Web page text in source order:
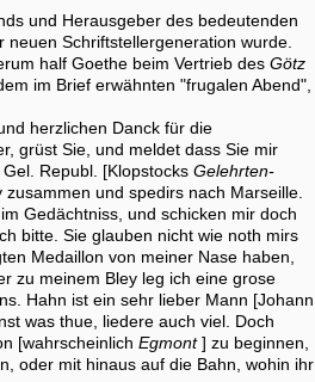
und Herausgeber des bedeutenden
Schriftstellergeneration wurde.
half Goethe beim Vertrieb des Götz
im Brief erwähnten "frugalen Abend",
herzlichen Danck für die
grüst Sie, und meldet dass Sie mir
Republ. [Klopstocks Gelehrten-
und spedirs nach Marseille.
Gedächtniss, und schicken mir doch
bitte. Sie glauben nicht wie noth mirs
Medaillon von meiner Nase haben,
zu meinem Bley leg ich eine grose
Hahn ist ein sehr lieber Mann [Johann
was thue, liedere auch viel. Doch
[wahrscheinlich Egmont] zu beginnen,
oder mit hinaus auf die Bahn, wohin ihr